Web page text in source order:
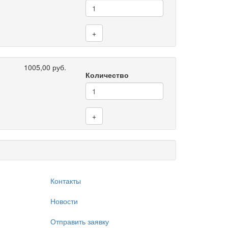
+
1005,00 руб.
Количество
+
Контакты
Новости
Отправить заявку